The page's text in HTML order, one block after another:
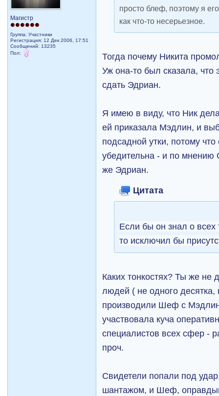
Магистр
Группа: Участники
Регистрация: 12 Дек 2006, 17:51
Сообщений: 13235
Пол:
просто блеф, поэтому я
как что-то несерьезное.
Тогда почему Никита
Уж она-то был сказала, что
сдать Эдриан.
Я имею в виду, что Ник
ей приказала Мэдлин, и
подсадной утки, потому
убедительна - и по
же Эдриан.
Цитата
Если бы он знал о всех
то исключил бы
Каких тонкостях? Ты же не
людей ( не одного десятка,
производили Шеф с
участвовала куча
специалистов всех сфер -
проч.
Свидетели попали под
шантажом, и Шеф,